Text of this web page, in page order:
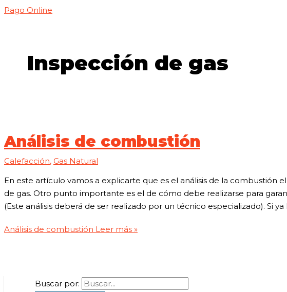
Pago Online
Inspección de gas
Análisis de combustión
Calefacción, Gas Natural
En este artículo vamos a explicarte que es el análisis de la combustión
de gas. Otro punto importante es el de cómo debe realizarse para
(Este análisis deberá de ser realizado por un técnico especializado). Si
Análisis de combustión Leer más »
Buscar por: